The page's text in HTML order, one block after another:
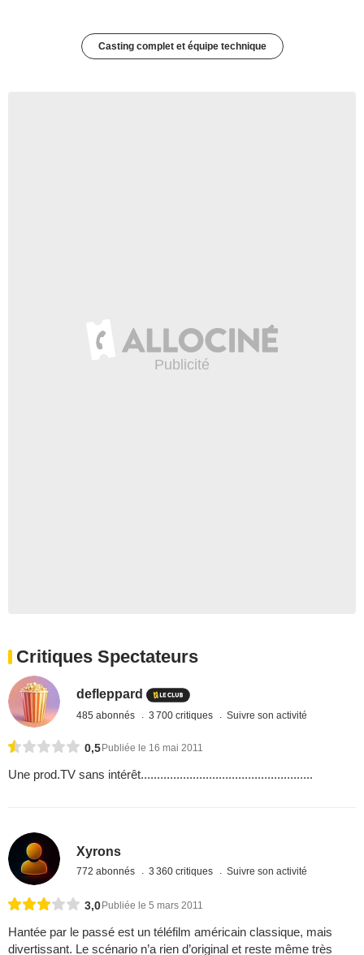
Casting complet et équipe technique
Critiques Spectateurs
defleppard
485 abonnés 3 700 critiques Suivre son activité
0,5 Publiée le 16 mai 2011
Une prod.TV sans intérêt.....................................................
Xyrons
772 abonnés 3 360 critiques Suivre son activité
3,0Publiée le 5 mars 2011
Hantée par le passé est un téléfilm américain classique, mais
divertissant. Le scénario n’a rien d’original et reste même très